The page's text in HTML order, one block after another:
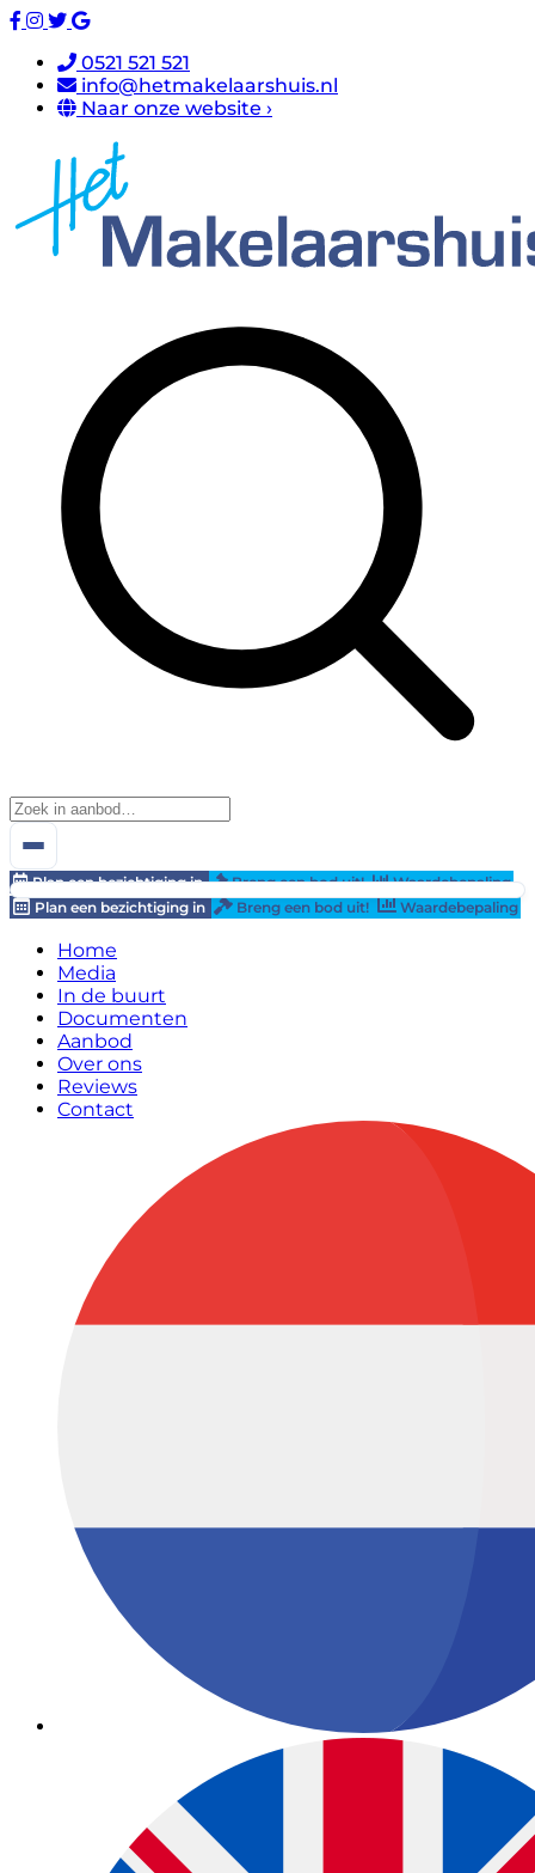
0521 521 521
info@hetmakelaarshuis.nl
Naar onze website ›
Plan een bezichtiging in Breng een bod uit!
Waardebepaling
Plan een bezichtiging in
Breng een bod uit! Waardebepaling
Home
Media
In de buurt
Documenten
Aanbod
Over ons
Reviews
Contact